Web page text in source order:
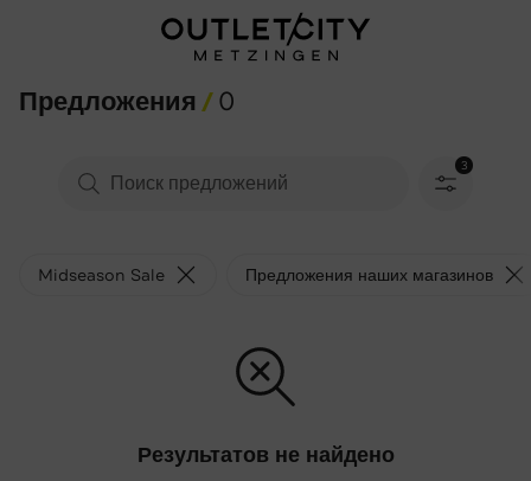
Предложения 0
3
Midseason Sale Предложения наших магазинов
Результатов не найдено